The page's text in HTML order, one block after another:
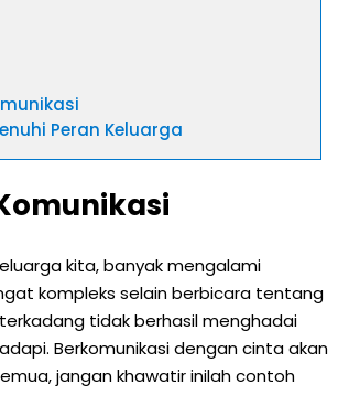
Peran Keluarga
kita, banyak mengalami
kompleks selain berbicara tentang
tidak berhasil menghadai
Berkomunikasi dengan cinta akan
jangan khawatir inilah contoh